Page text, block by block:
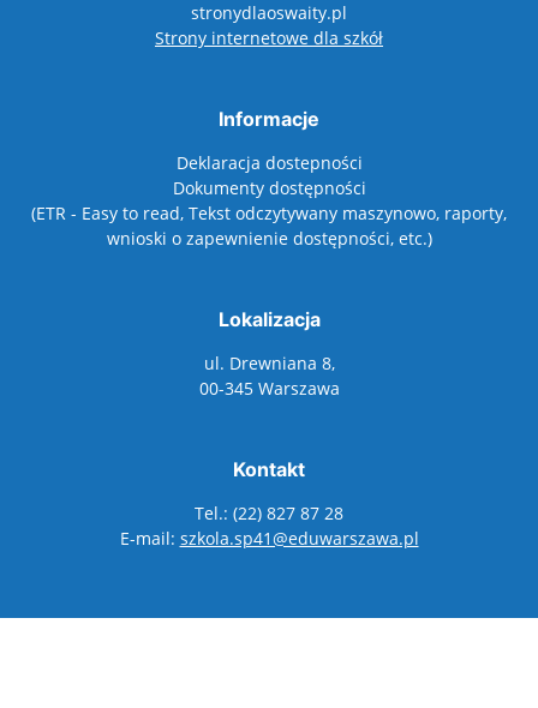
stronydlaoswaity.pl
Strony internetowe dla szkółotwiera się w
Informacje
Deklaracja dostepności
Dokumenty dostępności
(ETR - Easy to read, Tekst odczytywany maszynowo, raporty,
wnioski o zapewnienie dostępności, etc.)
Lokalizacja
ul. Drewniana 8,
00-345 Warszawa
Kontakt
Tel.: (22) 827 87 28
E-mail: szkola.sp41@eduwarszawa.pl